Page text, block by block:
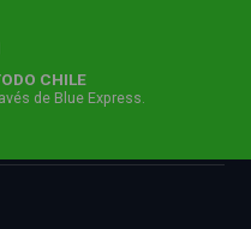
CHILE
de Blue Express.